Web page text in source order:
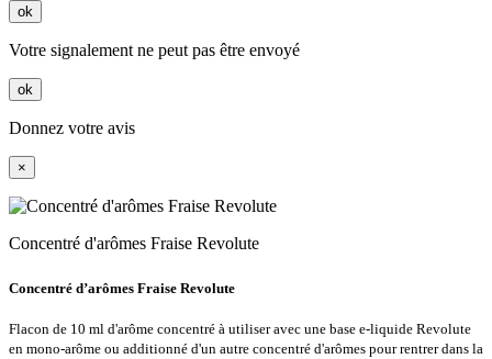
ok
Votre signalement ne peut pas être envoyé
ok
Donnez votre avis
×
Concentré d'arômes Fraise Revolute
Concentré d’arômes Fraise Revolute
Flacon de 10 ml d'arôme concentré à utiliser avec une base e-liquide Revolute
en mono-arôme ou additionné d'un autre concentré d'arômes pour rentrer dans la